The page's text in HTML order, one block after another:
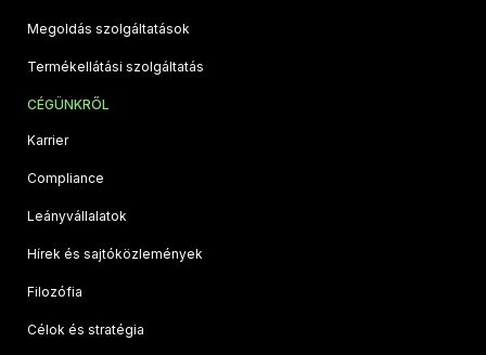
Megoldás szolgáltatások
Termékellátási szolgáltatás
CÉGÜNKRŐL
Karrier
Compliance
Leányvállalatok
Hírek és sajtóközlemények
Filozófia
Célok és stratégia